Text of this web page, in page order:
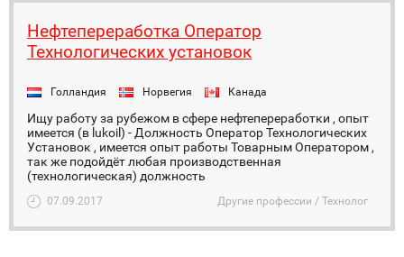
Нефтепереработка Оператор
Технологических установок
Голландия Норвегия Канада
Ищу работу за рубежом в сфере нефтепереработки , опыт
имеется (в lukoil) - Должность Оператор Технологических
Установок , имеется опыт работы Товарным Оператором ,
так же подойдёт любая производственная
(технологическая) должность
07.09.2017 Другие профессии / Технолог